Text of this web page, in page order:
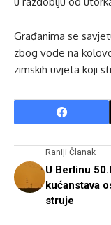
Građanima se
zbog vode na
zimskih uvjeta koji
Raniji Članak
U Berlinu
kućanstava
struje